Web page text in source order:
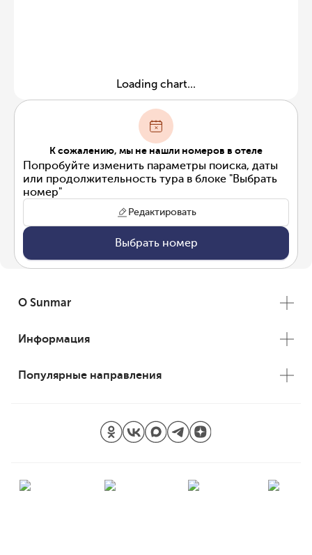
Loading chart...
К сожалению, мы не нашли номеров в отеле
Попробуйте изменить параметры поиска, даты
или продолжительность тура в блоке "Выбрать
номер"
Редактировать
Выбрать номер
О Sunmar
Информация
Популярные направления